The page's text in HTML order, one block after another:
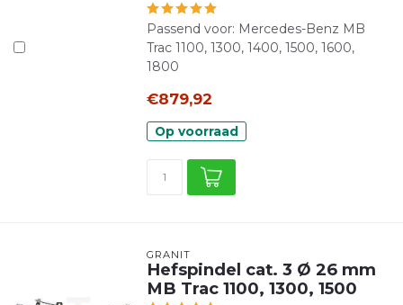
Passend voor: Mercedes-Benz MB
Trac 1100, 1300, 1400, 1500, 1600,
1800
€879,92
Op voorraad
GRANIT
Hefspindel cat. 3 Ø 26 mm
MB Trac 1100, 1300, 1500